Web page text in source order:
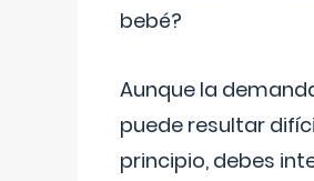
bebé?
Aunque la
puede resultar
principio, debes